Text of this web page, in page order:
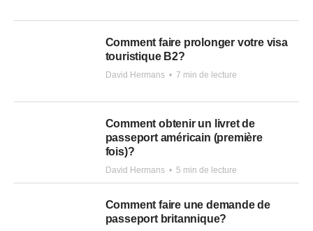
Comment faire prolonger votre visa
touristique B2?
David Hermans • 7 min de lecture
Comment obtenir un livret de
passeport américain (première
fois)?
David Hermans • 5 min de lecture
Comment faire une demande de
passeport britannique?